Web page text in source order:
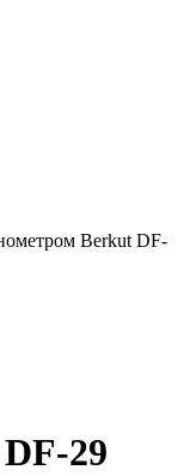
Berkut DF-
29